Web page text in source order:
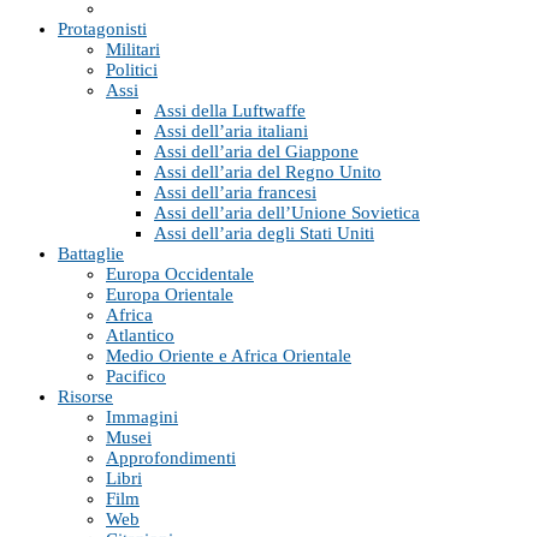
Protagonisti
Militari
Politici
Assi
Assi della Luftwaffe
Assi dell’aria italiani
Assi dell’aria del Giappone
Assi dell’aria del Regno Unito
Assi dell’aria francesi
Assi dell’aria dell’Unione Sovietica
Assi dell’aria degli Stati Uniti
Battaglie
Europa Occidentale
Europa Orientale
Africa
Atlantico
Medio Oriente e Africa Orientale
Pacifico
Risorse
Immagini
Musei
Approfondimenti
Libri
Film
Web